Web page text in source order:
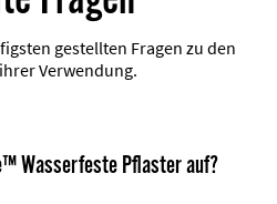
gestellten Fragen zu den
Verwendung.
Wasserfeste Pflaster auf?